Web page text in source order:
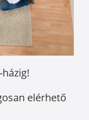
elérhető